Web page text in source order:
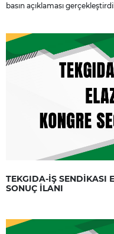
basın açıklaması
TEKGIDA-İŞ SENDİKASI
SONUÇ İLANI